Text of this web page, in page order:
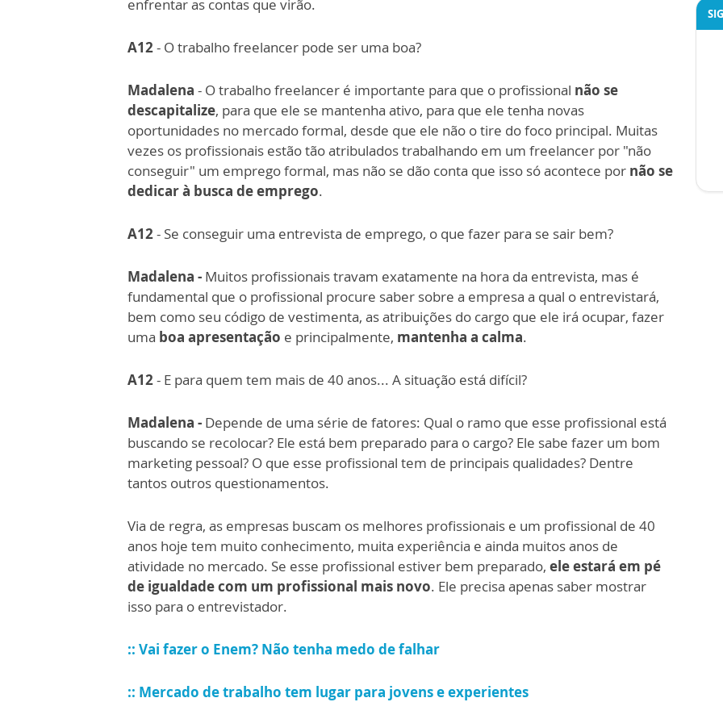
enfrentar as contas que virão.
A12- O trabalho freelancer pode ser uma boa?
Madalena - O trabalho freelancer é importante para que o profissional não se
descapitalize, para que ele se mantenha ativo, para que ele tenha novas
oportunidades no mercado formal, desde que ele não o tire do foco principal. Muitas
vezes os profissionais estão tão atribulados trabalhando em um freelancer por "não
conseguir" um emprego formal, mas não se dão conta que isso só acontece por não se
dedicar à busca de emprego.
A12- Se conseguir uma entrevista de emprego, o que fazer para se sair bem?
Madalena - Muitos profissionais travam exatamente na hora da entrevista, mas é
fundamental que o profissional procure saber sobre a empresa a qual o entrevistará,
bem como seu código de vestimenta, as atribuições do cargo que ele irá ocupar, fazer
uma boa apresentação e principalmente, mantenha a calma.
A12- E para quem tem mais de 40 anos... A situação está difícil?
Madalena - Depende de uma série de fatores: Qual o ramo que esse profissional está
buscando se recolocar? Ele está bem preparado para o cargo? Ele sabe fazer um bom
marketing pessoal? O que esse profissional tem de principais qualidades? Dentre
tantos outros questionamentos.
Via de regra, as empresas buscam os melhores profissionais e um profissional de 40
anos hoje tem muito conhecimento, muita experiência e ainda muitos anos de
atividade no mercado. Se esse profissional estiver bem preparado, ele estará em pé
de igualdade com um profissional mais novo. Ele precisa apenas saber mostrar
isso para o entrevistador.
:: Vai fazer o Enem? Não tenha medo de falhar
:: Mercado de trabalho tem lugar para jovens e experientes